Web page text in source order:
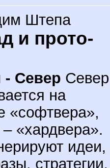
Штепа
и прото-
- Север Север
на
«софтвера»,
«хардвера».
идеи,
стратегии,